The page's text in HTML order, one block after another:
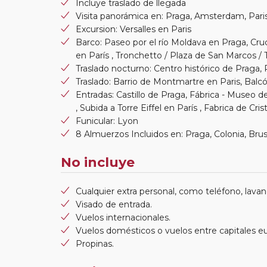
Incluye traslado de llegada
Visita panorámica en: Praga, Amsterdam,
Excursion: Versalles en Paris
Barco: Paseo por el río Moldava en Praga,
en París , Tronchetto / Plaza de San Marcos
Traslado nocturno: Centro histórico de Praga,
Traslado: Barrio de Montmartre en Paris,
Entradas: Castillo de Praga, Fábrica - Museo
, Subida a Torre Eiffel en París , Fabrica de
Funicular: Lyon
8 Almuerzos Incluidos en: Praga, Colonia,
No incluye
Cualquier extra personal, como teléfono,
Visado de entrada.
Vuelos internacionales.
Vuelos domésticos o vuelos entre capitales
Propinas.